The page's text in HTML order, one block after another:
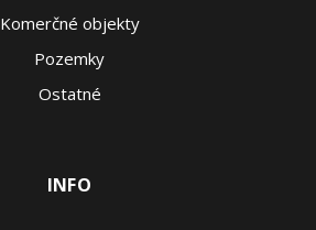
Komerčné objekty
Pozemky
Ostatné
INFO